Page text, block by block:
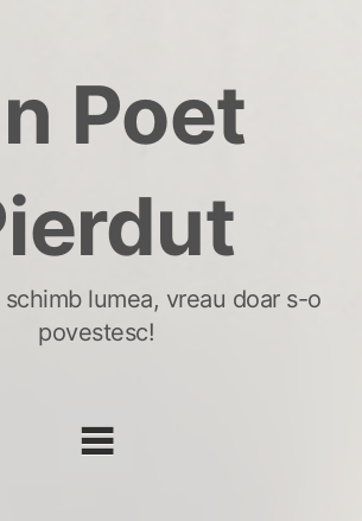
Poet
lumea, vreau doar s-o
povestesc!